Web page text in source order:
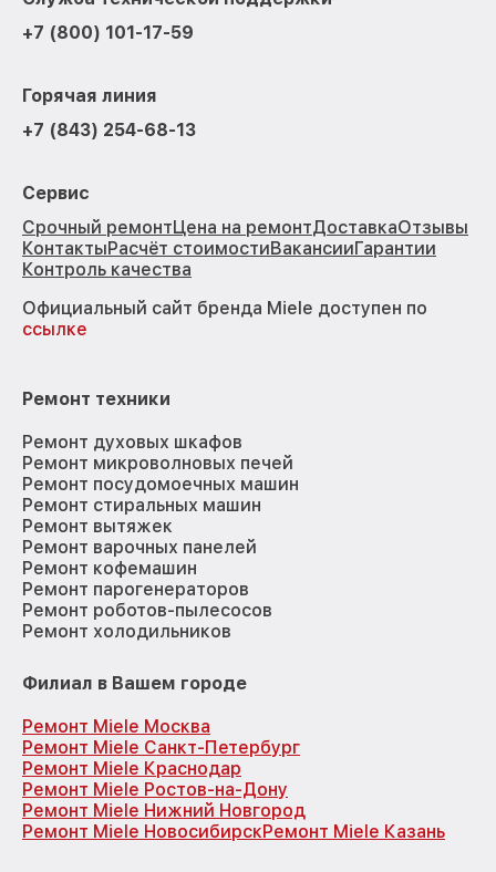
+7 (800) 101-17-59
Горячая линия
+7 (843) 254-68-13
Сервис
Срочный ремонтЦена на ремонтДоставкаОтзывы
КонтактыРасчёт стоимостиВакансииГарантии
Контроль качества
Официальный сайт бренда Miele доступен по
ссылке
Ремонт техники
Ремонт духовых шкафов
Ремонт микроволновых печей
Ремонт посудомоечных машин
Ремонт стиральных машин
Ремонт вытяжек
Ремонт варочных панелей
Ремонт кофемашин
Ремонт парогенераторов
Ремонт роботов-пылесосов
Ремонт холодильников
Филиал в Вашем городе
Ремонт Miele Москва
Ремонт Miele Санкт-Петербург
Ремонт Miele Краснодар
Ремонт Miele Ростов-на-Дону
Ремонт Miele Нижний Новгород
Ремонт Miele НовосибирскРемонт Miele Казань